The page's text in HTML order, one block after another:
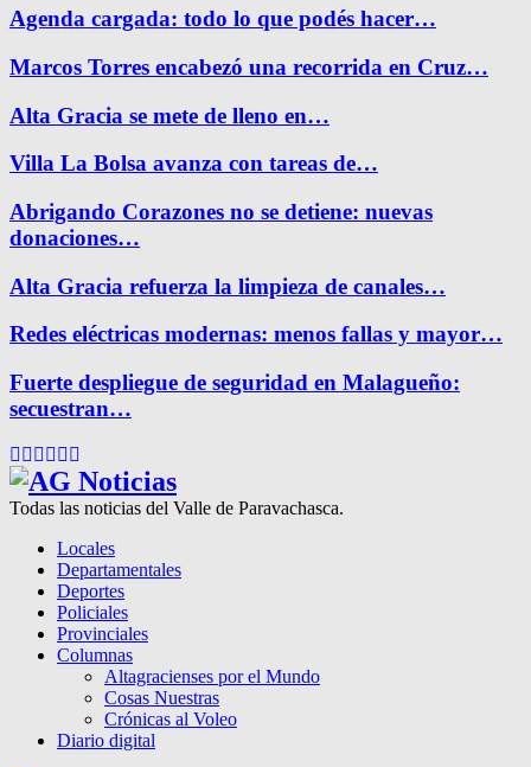
Agenda cargada: todo lo que podés hacer…
Marcos Torres encabezó una recorrida en Cruz…
Alta Gracia se mete de lleno en…
Villa La Bolsa avanza con tareas de…
Abrigando Corazones no se detiene: nuevas
donaciones…
Alta Gracia refuerza la limpieza de canales…
Redes eléctricas modernas: menos fallas y mayor…
Fuerte despliegue de seguridad en Malagueño:
secuestran…
Facebook
Twitter
Instagram
Pinterest
Google
Todas las noticias del Valle de Paravachasca.
Locales
Departamentales
Deportes
Policiales
Provinciales
Columnas
Altagracienses por el Mundo
Cosas Nuestras
Crónicas al Voleo
Diario digital